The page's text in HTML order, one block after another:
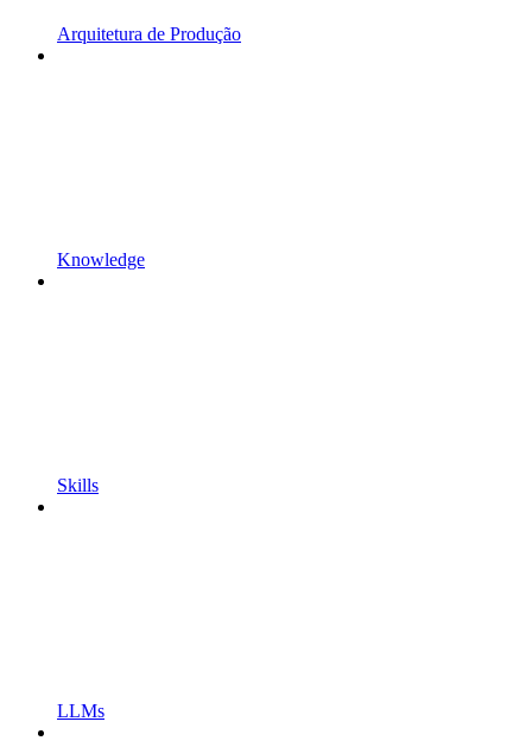
Arquitetura de Produção
Knowledge
Skills
LLMs